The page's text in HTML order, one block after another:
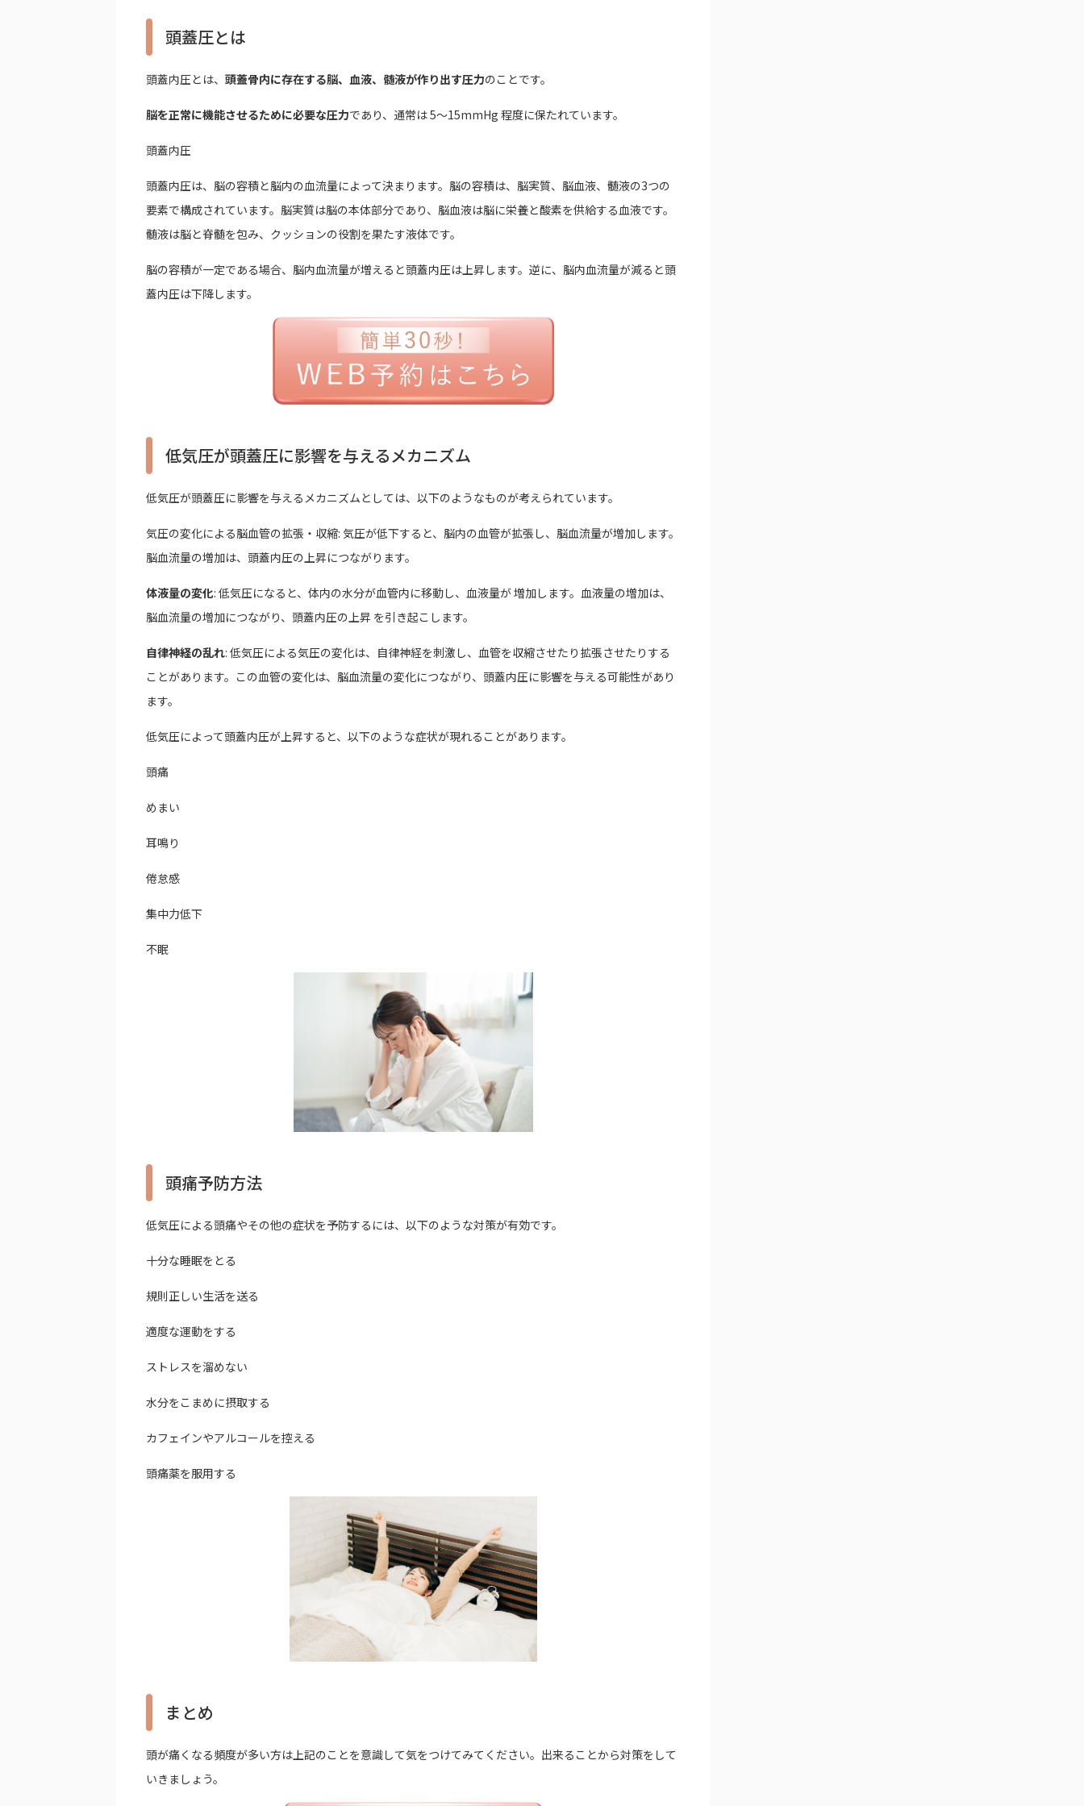
頭蓋圧とは
頭蓋内圧とは、 頭蓋骨内に存在する脳、血液、髄液が作り出す圧力のことです。
脳を正常に機能させるために必要な圧力であり、通常は 5～15mmHg 程度に保たれています。
頭蓋内圧
頭蓋内圧は、脳の容積と脳内の血流量によって決まります。脳の容積は、脳実質、脳血液、髄液の3つの
要素で構成されています。脳実質は脳の本体部分であり、脳血液は脳に栄養と酸素を供給する血液です。
髄液は脳と脊髄を包み、クッションの役割を果たす液体です。
脳の容積が一定である場合、脳内血流量が増えると頭蓋内圧は上昇します。逆に、脳内血流量が減ると頭
蓋内圧は下降します。
低気圧が頭蓋圧に影響を与えるメカニズム
低気圧が頭蓋圧に影響を与えるメカニズムとしては、以下のようなものが考えられています。
気圧の変化による脳血管の拡張・収縮: 気圧が低下すると、脳内の血管が拡張し、脳血流量が増加します。
脳血流量の増加は、頭蓋内圧の上昇につながります。
体液量の変化: 低気圧になると、体内の水分が血管内に移動し、血液量が 増加します。血液量の増加は、
脳血流量の増加につながり、頭蓋内圧の上昇 を引き起こします。
自律神経の乱れ: 低気圧による気圧の変化は、自律神経を刺激し、血管を収縮させたり拡張させたりする
ことがあります。この血管の変化は、脳血流量の変化につながり、頭蓋内圧に影響を与える可能性があり
ます。
低気圧によって頭蓋内圧が上昇すると、以下のような症状が現れることがあります。
頭痛
めまい
耳鳴り
倦怠感
集中力低下
不眠
頭痛予防方法
低気圧による頭痛やその他の症状を予防するには、以下のような対策が有効です。
十分な睡眠をとる
規則正しい生活を送る
適度な運動をする
ストレスを溜めない
水分をこまめに摂取する
カフェインやアルコールを控える
頭痛薬を服用する
まとめ
頭が痛くなる頻度が多い方は上記のことを意識して気をつけてみてください。出来ることから対策をして
いきましょう。